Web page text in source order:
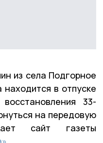
из села Подгорное
находится в отпуске
33-
на передовую
сайт газеты